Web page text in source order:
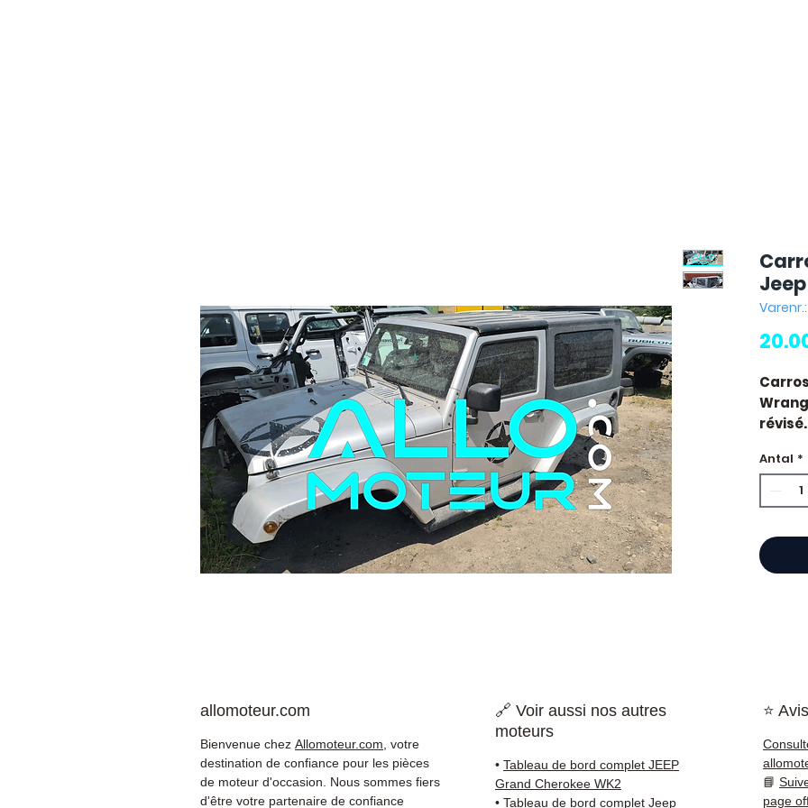
Varenr.:
Jeep.
reste
Antal *
allomoteur.com
Bienvenue chez Allomoteur.com , votre
destination de confiance pour les pièces
de moteur d'occasion. Nous sommes fiers
d'être votre partenaire de confiance
🔗 Voir aussi nos autres
moteurs
• Tableau de bord complet JEEP
Grand Cherokee WK2
• Tableau de bord complet Jeep
⭐
📘
page